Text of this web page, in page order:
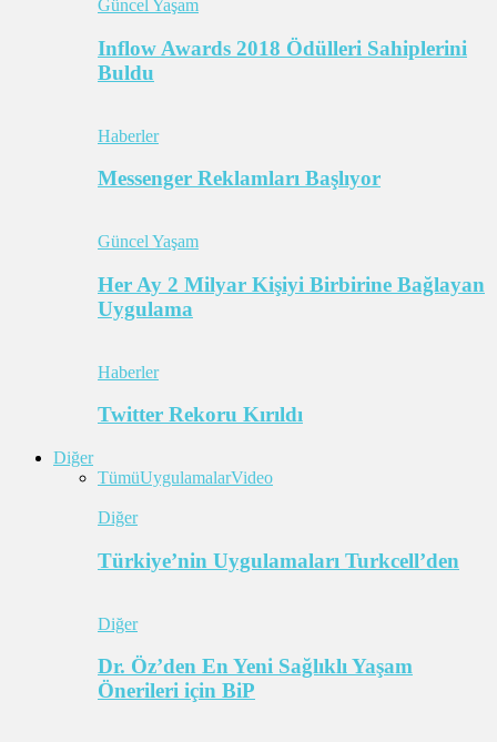
Güncel Yaşam
Inflow Awards 2018 Ödülleri Sahiplerini
Buldu
Haberler
Messenger Reklamları Başlıyor
Güncel Yaşam
Her Ay 2 Milyar Kişiyi Birbirine Bağlayan
Uygulama
Haberler
Twitter Rekoru Kırıldı
Diğer
TümüUygulamalarVideo
Diğer
Türkiye’nin Uygulamaları Turkcell’den
Diğer
Dr. Öz’den En Yeni Sağlıklı Yaşam
Önerileri için BiP